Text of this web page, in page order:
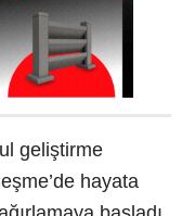
geliştirme
hayata